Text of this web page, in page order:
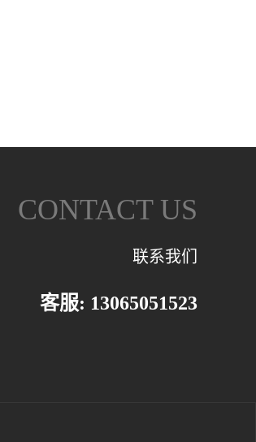
CONTACT US
联系我们
客服: 13065051523